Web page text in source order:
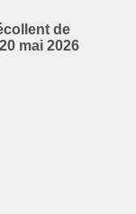
de
mai 2026